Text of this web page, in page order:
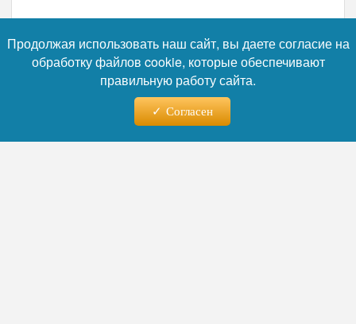
07.08.2026 - 02:31
«Остановка «бэби-бизнеса»:
Трамп подписал указ,
Продолжая использовать наш сайт, вы даете согласие на
обработку файлов cookie, которые обеспечивают
правильную работу сайта.
Согласен